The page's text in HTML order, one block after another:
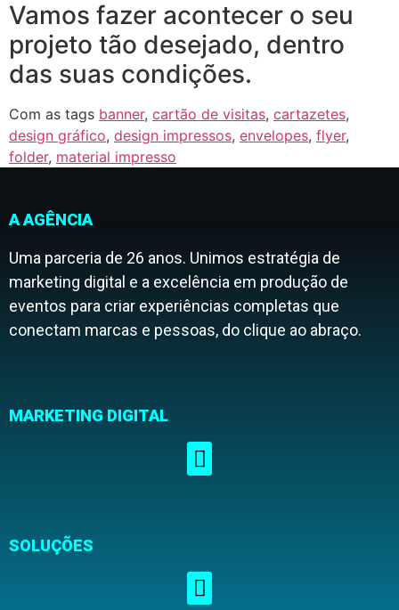
Vamos fazer acontecer o seu
projeto tão desejado, dentro
das suas condições.
Com as tags banner, cartão de visitas, cartazetes,
design gráfico, design impressos, envelopes, flyer,
folder, material impresso
A AGÊNCIA
Uma parceria de 26 anos. Unimos estratégia de
marketing digital e a excelência em produção de
eventos para criar experiências completas que
conectam marcas e pessoas, do clique ao abraço.
MARKETING DIGITAL
SOLUÇÕES